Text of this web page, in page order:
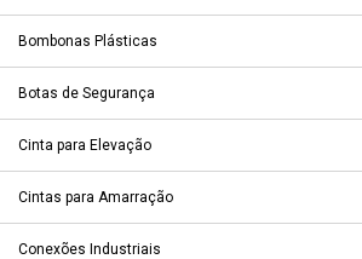
Bombonas Plásticas
Botas de Segurança
Cinta para Elevação
Cintas para Amarração
Conexões Industriais